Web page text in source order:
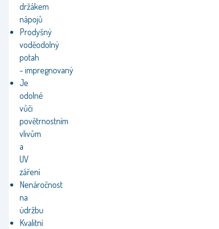
držákem
nápojů
Prodyšný
voděodolný
potah
- impregnovaný
Je
odolné
vůči
povětrnostním
vlivům
a
UV
záření
Nenáročnost
na
údržbu
Kvalitní